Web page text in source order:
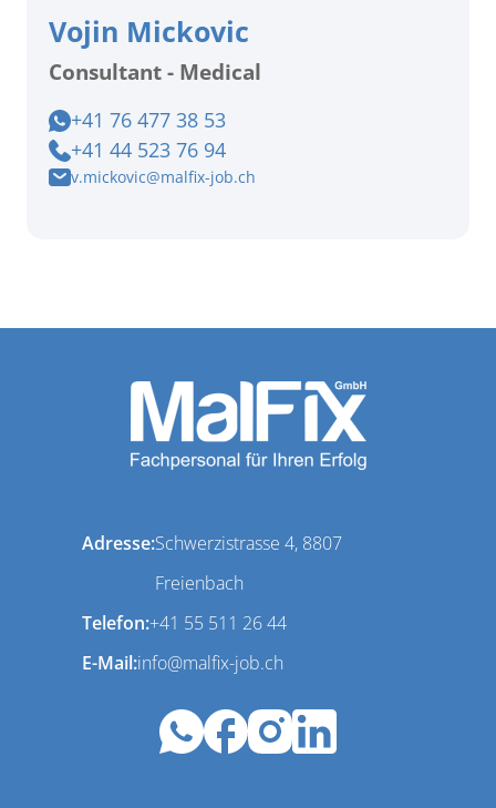
Vojin Mickovic
Consultant - Medical
+41 76 477 38 53
+41 44 523 76 94
v.mickovic@malfix-job.ch
Adresse:Schwerzistrasse 4, 8807
Freienbach
Telefon:+41 55 511 26 44
E-Mail:info@malfix-job.ch